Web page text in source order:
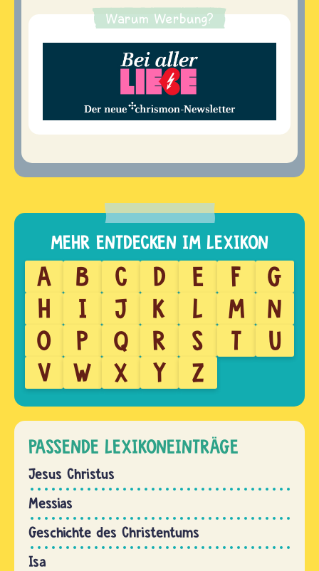
Warum Werbung?
A B C D E F
G
H
I J K L M
N
O
P Q R S T
U
V
W X Y Z
PASSENDE LEXIKONEINTRÄGE
Jesus Christus
Messias
Geschichte des Christentums
Isa